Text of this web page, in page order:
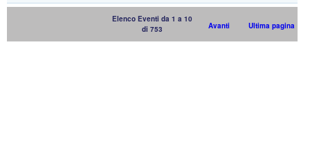
Elenco Eventi da 1 a 10
di 753
Avanti Ultima pagina